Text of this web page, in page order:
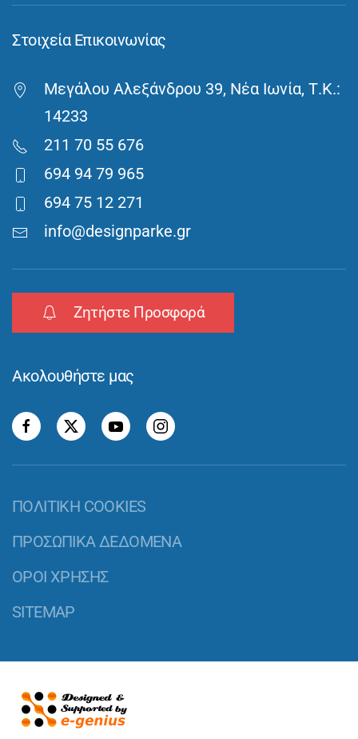
Στοιχεία Επικοινωνίας
Μεγάλου Αλεξάνδρου 39, Νέα Ιωνία, Τ.Κ.:
14233
211 70 55 676
694 94 79 965
694 75 12 271
info@designparke.gr
Ζητήστε Προσφορά
Ακολουθήστε μας
ΠΟΛΙΤΙΚΗ COOKIES
ΠΡΟΣΩΠΙΚΑ ΔΕΔΟΜΕΝΑ
ΟΡΟΙ ΧΡΗΣΗΣ
SITEMAP